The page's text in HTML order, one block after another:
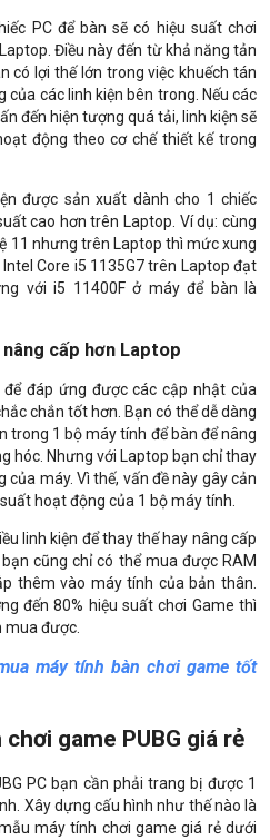
PC để bàn sẽ có hiệu suất chơi
Điều này đến từ khả năng tản
có lợi thế lớn trong việc khuếch tán
các linh kiện bên trong. Nếu các
đến hiện tượng quá tải, linh kiện sẽ
động theo cơ chế thiết kế trong
được sản xuất dành cho 1 chiếc
cao hơn trên Laptop. Ví dụ: cùng
11 nhưng trên Laptop thì mức xung
Core i5 1135G7 trên Laptop đạt
với i5 11400F ở máy để bàn là
cấp hơn Laptop
đáp ứng được các cập nhật của
chắn tốt hơn. Bạn có thể dễ dàng
trong 1 bộ máy tính để bàn để nâng
hóc. Nhưng với Laptop bạn chỉ thay
máy. Vì thế, vấn đề này gây cản
hoạt động của 1 bộ máy tính.
linh kiện để thay thế hay nâng cấp
cũng chỉ có thể mua được RAM
thêm vào máy tính của bản thân.
đến 80% hiệu suất chơi Game thì
mua được.
máy tính bàn chơi game tốt
game PUBG giá rẻ
PC bạn cần phải trang bị được 1
Xây dựng cấu hình như thế nào là
máy tính chơi game giá rẻ dưới